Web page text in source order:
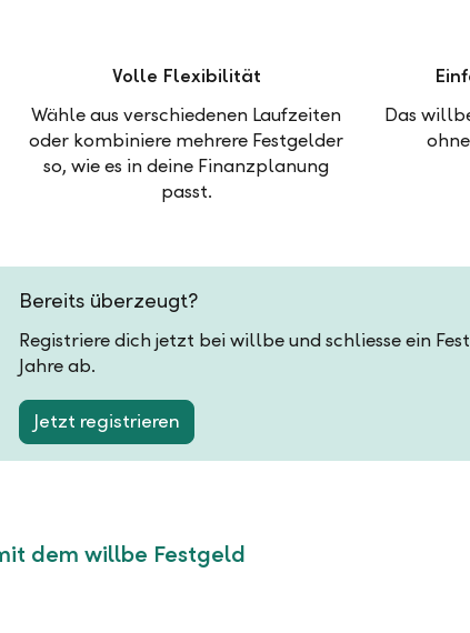
Volle Flexibilität
Wähle aus verschiedenen Laufzeiten
oder kombiniere mehrere Festgelder
so, wie es in deine Finanzplanung
passt.
Das
Bereits überzeugt?
Registriere dich jetzt bei willbe und schliesse ein
Jahre ab.
Jetzt registrieren
dem willbe Festgeld